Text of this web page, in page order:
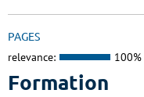
PAGES
relevance: 100%
Formation